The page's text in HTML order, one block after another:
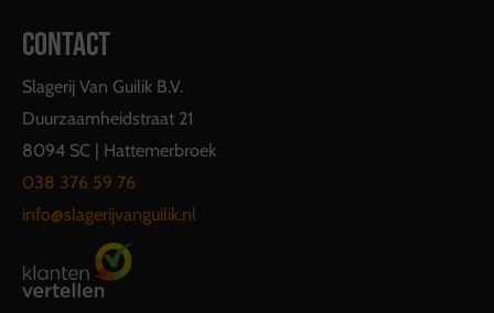
CONTACT
Slagerij Van Guilik B.V.
Duurzaamheidstraat 21
8094 SC | Hattemerbroek
038 376 59 76
info@slagerijvanguilik.nl